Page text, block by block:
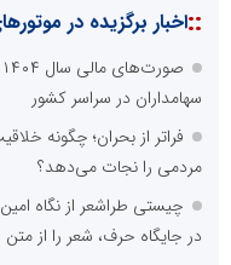
نظرسنجی
مهمترین نیازمندی ساختار
گزینه است؟
راه اندازی خبرگزاری داخلی
همراهی شبکه های اجتماعی
پخش آنلاین تمامی رویدادها
ارائه خدمات آموزشی برای